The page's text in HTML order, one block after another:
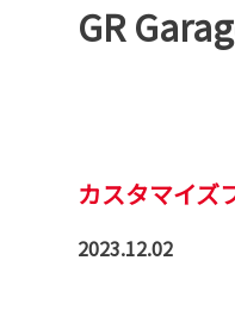
GR
カスタマイズ
2023.12.02